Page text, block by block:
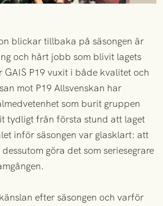
blickar tillbaka på säsongen är
och hårt jobb som blivit lagets
P19 vuxit i både kvalitet och
mot P19 Allsvenskan har
som burit gruppen
tydligt från första stund att laget
inför säsongen var glasklart: att
göra det som seriesegrare
efter säsongen och varför